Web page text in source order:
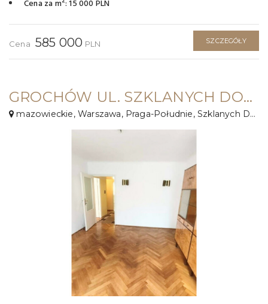
Cena za m : 15 000 PLN
Cena 585 000 PLN SZCZEGÓŁY
GROCHÓW UL. SZKLANYCH DOMÓW ⭐55 M² / 3 POKOJE/ BALKON!
mazowieckie, Warszawa, Praga-Południe, Szklanych Domów